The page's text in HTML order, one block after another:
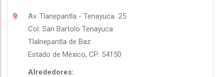
Av. Tlanepantla - Tenayuca 25
Col. San Bartolo Tenayuca
Tlalnepantla de Baz
Estado de México, CP: 54150
Alrededores: